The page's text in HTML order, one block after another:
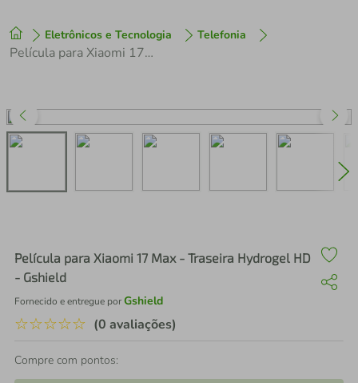
Eletrônicos e Tecnologia Telefonia
Película para Xiaomi 17 Max - Traseira Hydrogel HD - Gshield
Película para Xiaomi 17 Max - Traseira Hydrogel HD
- Gshield
Fornecido e entregue porGshield
☆☆☆☆☆ (0 avaliações)
Compre com pontos:
1º tenis
perfume